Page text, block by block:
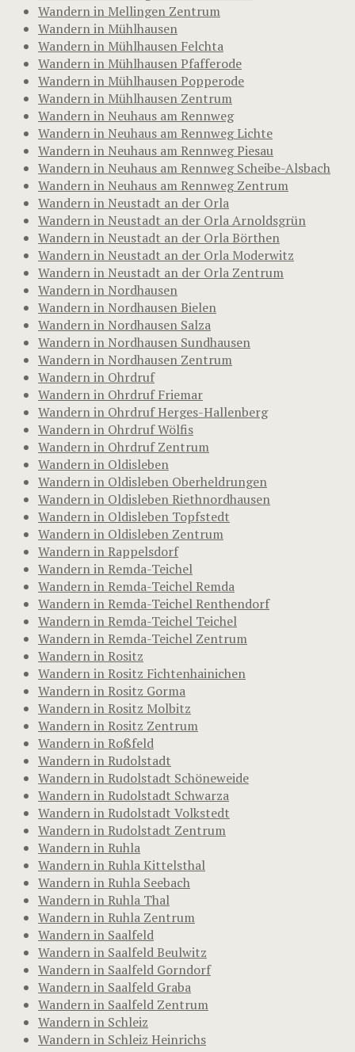
Wandern in Mellingen Zentrum
Wandern in Mühlhausen
Wandern in Mühlhausen Felchta
Wandern in Mühlhausen Pfafferode
Wandern in Mühlhausen Popperode
Wandern in Mühlhausen Zentrum
Wandern in Neuhaus am Rennweg
Wandern in Neuhaus am Rennweg Lichte
Wandern in Neuhaus am Rennweg Piesau
Wandern in Neuhaus am Rennweg Scheibe-Alsbach
Wandern in Neuhaus am Rennweg Zentrum
Wandern in Neustadt an der Orla
Wandern in Neustadt an der Orla Arnoldsgrün
Wandern in Neustadt an der Orla Börthen
Wandern in Neustadt an der Orla Moderwitz
Wandern in Neustadt an der Orla Zentrum
Wandern in Nordhausen
Wandern in Nordhausen Bielen
Wandern in Nordhausen Salza
Wandern in Nordhausen Sundhausen
Wandern in Nordhausen Zentrum
Wandern in Ohrdruf
Wandern in Ohrdruf Friemar
Wandern in Ohrdruf Herges-Hallenberg
Wandern in Ohrdruf Wölfis
Wandern in Ohrdruf Zentrum
Wandern in Oldisleben
Wandern in Oldisleben Oberheldrungen
Wandern in Oldisleben Riethnordhausen
Wandern in Oldisleben Topfstedt
Wandern in Oldisleben Zentrum
Wandern in Rappelsdorf
Wandern in Remda-Teichel
Wandern in Remda-Teichel Remda
Wandern in Remda-Teichel Renthendorf
Wandern in Remda-Teichel Teichel
Wandern in Remda-Teichel Zentrum
Wandern in Rositz
Wandern in Rositz Fichtenhainichen
Wandern in Rositz Gorma
Wandern in Rositz Molbitz
Wandern in Rositz Zentrum
Wandern in Roßfeld
Wandern in Rudolstadt
Wandern in Rudolstadt Schöneweide
Wandern in Rudolstadt Schwarza
Wandern in Rudolstadt Volkstedt
Wandern in Rudolstadt Zentrum
Wandern in Ruhla
Wandern in Ruhla Kittelsthal
Wandern in Ruhla Seebach
Wandern in Ruhla Thal
Wandern in Ruhla Zentrum
Wandern in Saalfeld
Wandern in Saalfeld Beulwitz
Wandern in Saalfeld Gorndorf
Wandern in Saalfeld Graba
Wandern in Saalfeld Zentrum
Wandern in Schleiz
Wandern in Schleiz Heinrichs